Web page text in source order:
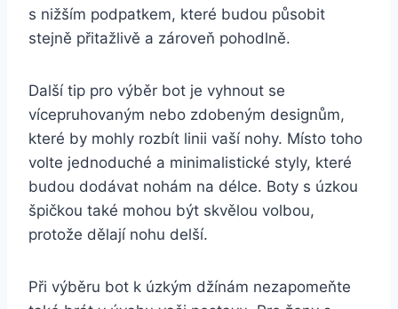
s nižším podpatkem, které budou působit
stejně přitažlivě a zároveň ⁣pohodlně.
Další tip pro výběr bot je vyhnout se
vícepruhovaným ​nebo zdobeným designům,
které by ⁣mohly rozbít linii vaší nohy. Místo toho
volte jednoduché a minimalistické styly, které
budou dodávat nohám na délce. Boty s úzkou
špičkou také mohou být skvělou volbou,
protože dělají nohu delší.
Při výběru bot k úzkým‌ džínám nezapomeňte